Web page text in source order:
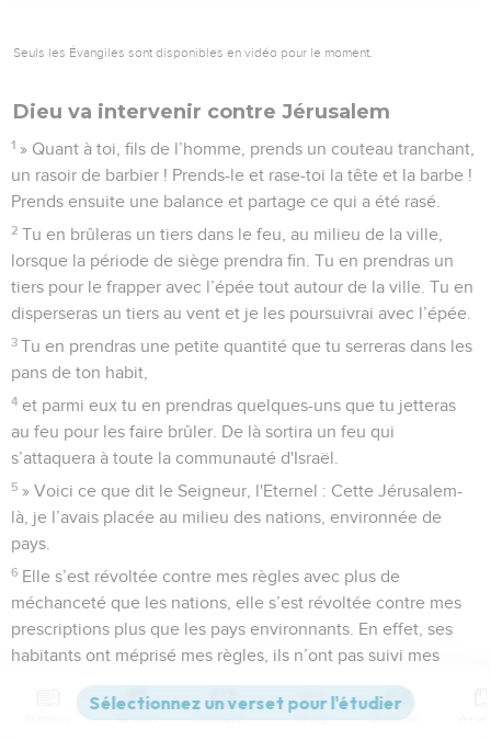
Seuls les Évangiles sont disponibles en vidéo pour le moment.
Dieu va intervenir contre Jérusalem
1 » Quant à toi, fils de l’homme, prends un couteau tranchant,
un rasoir de barbier ! Prends-le et rase-toi la tête et la barbe !
Prends ensuite une balance et partage ce qui a été rasé.
2 Tu en brûleras un tiers dans le feu, au milieu de la ville,
lorsque la période de siège prendra fin. Tu en prendras un
tiers pour le frapper avec l’épée tout autour de la ville. Tu en
disperseras un tiers au vent et je les poursuivrai avec l’épée.
3 Tu en prendras une petite quantité que tu serreras dans les
pans de ton habit,
4 et parmi eux tu en prendras quelques-uns que tu jetteras
au feu pour les faire brûler. De là sortira un feu qui
s’attaquera à toute la communauté d'Israël.
5 » Voici ce que dit le Seigneur, l'Eternel : Cette Jérusalem-
là, je l’avais placée au milieu des nations, environnée de
pays.
6 Elle s’est révoltée contre mes règles avec plus de
méchanceté que les nations, elle s’est révoltée contre mes
prescriptions plus que les pays environnants. En effet, ses
habitants ont méprisé mes règles, ils n’ont pas suivi mes
prescriptions.
C’est pourquoi, voici ce que dit le Seigneur, l’Eternel :
Versions Commentaires Strong